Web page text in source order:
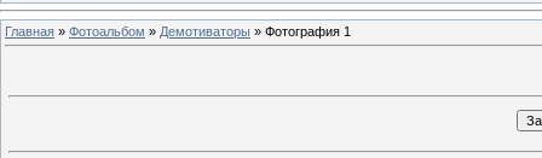
Главная » Фотоальбом » Демотиваторы » Фотография 1